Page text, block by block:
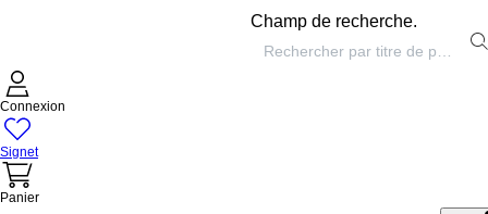
Champ de recherche.
Connexion
Signet
Panier